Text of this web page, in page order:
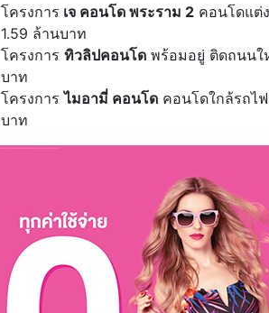
โครงการ เจ คอนโด พระราม 2 คอนโดแต่
1.59 ล้านบาท
โครงการ ทิวลิปคอนโด พร้อมอยู่ ติดถนน
บาท
โครงการไมอามี่ คอนโด คอนโดใกล้รถไ
บาท